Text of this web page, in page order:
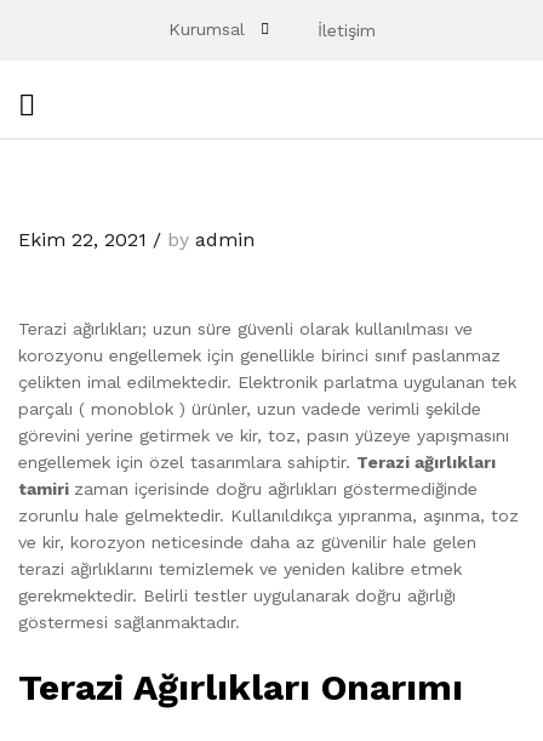
Kurumsal İletişim
Ekim 22, 2021 / by admin
Terazi ağırlıkları; uzun süre güvenli olarak kullanılması ve
korozyonu engellemek için genellikle birinci sınıf paslanmaz
çelikten imal edilmektedir. Elektronik parlatma uygulanan tek
parçalı ( monoblok ) ürünler, uzun vadede verimli şekilde
görevini yerine getirmek ve kir, toz, pasın yüzeye yapışmasını
engellemek için özel tasarımlara sahiptir. Terazi ağırlıkları
tamiri zaman içerisinde doğru ağırlıkları göstermediğinde
zorunlu hale gelmektedir. Kullanıldıkça yıpranma, aşınma, toz
ve kir, korozyon neticesinde daha az güvenilir hale gelen
terazi ağırlıklarını temizlemek ve yeniden kalibre etmek
gerekmektedir. Belirli testler uygulanarak doğru ağırlığı
göstermesi sağlanmaktadır.
Terazi Ağırlıkları Onarımı